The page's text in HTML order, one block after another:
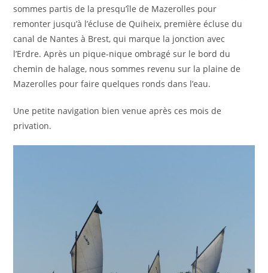
sommes partis de la presqu’île de Mazerolles pour
remonter jusqu’à l’écluse de Quiheix, première écluse du
canal de Nantes à Brest, qui marque la jonction avec
l’Erdre. Après un pique-nique ombragé sur le bord du
chemin de halage, nous sommes revenu sur la plaine de
Mazerolles pour faire quelques ronds dans l’eau.
Une petite navigation bien venue après ces mois de
privation.